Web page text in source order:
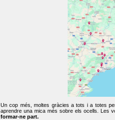
Un cop més, moltes gràcies a tots i a totes
aprendre una mica més sobre els ocells. Les
formar-ne part.